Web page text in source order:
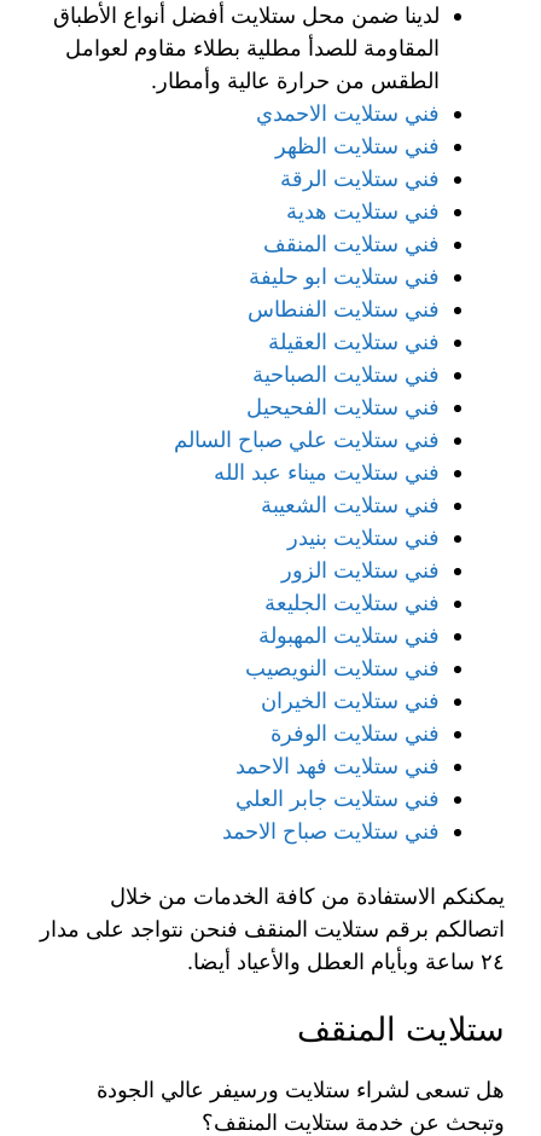
لدينا ضمن محل ستلايت أفضل أنواع الأطباق
المقاومة للصدأ مطلية بطلاء مقاوم لعوامل
الطقس من حرارة عالية وأمطار.
فني ستلايت الاحمدي
فني ستلايت الظهر
فني ستلايت الرقة
فني ستلايت هدية
فني ستلايت المنقف
فني ستلايت ابو حليفة
فني ستلايت الفنطاس
فني ستلايت العقيلة
فني ستلايت الصباحية
فني ستلايت الفحيحيل
فني ستلايت علي صباح السالم
فني ستلايت ميناء عبد الله
فني ستلايت الشعيبة
فني ستلايت بنيدر
فني ستلايت الزور
فني ستلايت الجليعة
فني ستلايت المهبولة
فني ستلايت النويصيب
فني ستلايت الخيران
فني ستلايت الوفرة
فني ستلايت فهد الاحمد
فني ستلايت جابر العلي
فني ستلايت صباح الاحمد
يمكنكم الاستفادة من كافة الخدمات من خلال
اتصالكم برقم ستلايت المنقف فنحن نتواجد على مدار
٢٤ ساعة وبأيام العطل والأعياد أيضا.
ستلايت المنقف
هل تسعى لشراء ستلايت ورسيفر عالي الجودة
وتبحث عن خدمة ستلايت المنقف؟